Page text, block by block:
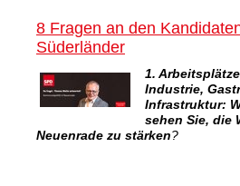
8 Fragen an den
Süderländer
1.
Industrie,
Infrastruktur:
sehen Sie, die
Neuenrade zu stärken?